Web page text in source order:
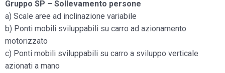
Gruppo SP – Sollevamento persone
a) Scale aree ad inclinazione variabile
b) Ponti mobili sviluppabili su carro ad azionamento
motorizzato
c) Ponti mobili sviluppabili su carro a sviluppo verticale
azionati a mano